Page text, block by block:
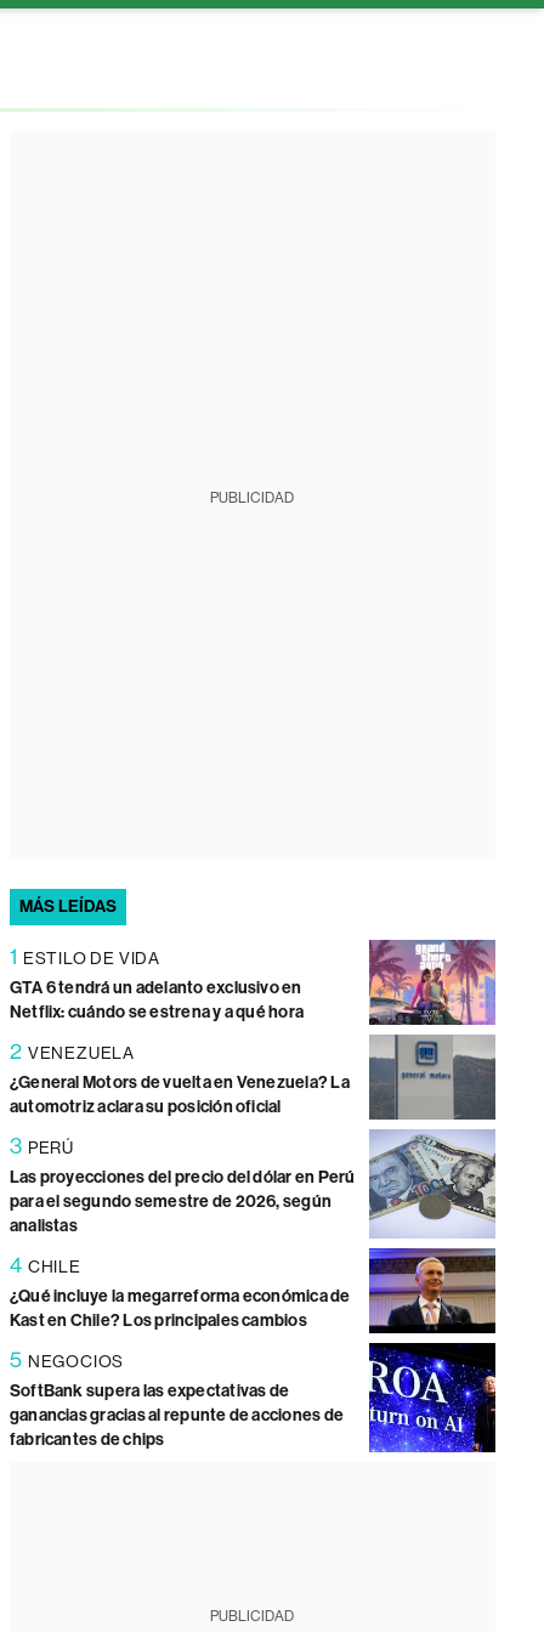
PUBLICIDAD
MÁS LEÍDAS
1 ESTILO DE VIDA
GTA 6 tendrá un adelanto exclusivo en
Netflix: cuándo se estrena y a qué hora
2 VENEZUELA
¿General Motors de vuelta en Venezuela? La
automotriz aclara su posición oficial
3 PERÚ
Las proyecciones del precio del dólar en Perú
para el segundo semestre de 2026, según
analistas
4 CHILE
¿Qué incluye la megarreforma económica de
Kast en Chile? Los principales cambios
5 NEGOCIOS
SoftBank supera las expectativas de
ganancias gracias al repunte de acciones de
fabricantes de chips
PUBLICIDAD